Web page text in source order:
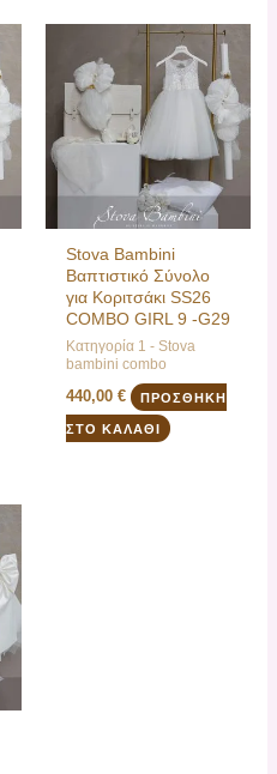
Stova Bambini
Βαπτιστικό Σύνολο
για Κοριτσάκι SS26
COMBO GIRL 9 -G29
Κατηγορία 1 - Stova
bambini combo
440,00 € ΠΡΟΣΘΉΚΗ
ΣΤΟ ΚΑΛΆΘΙ